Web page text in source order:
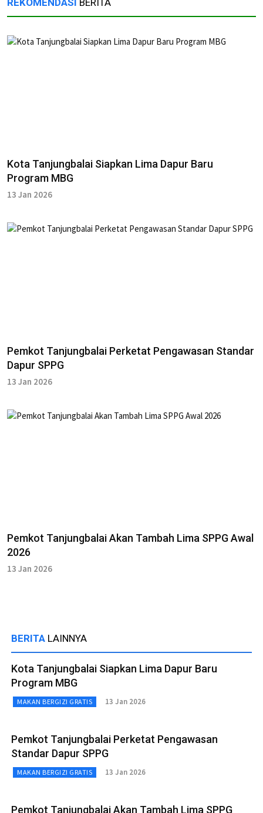
Kota Tanjungbalai Siapkan Lima Dapur Baru
Program MBG
13 Jan 2026
Pemkot Tanjungbalai Perketat Pengawasan Standar
Dapur SPPG
13 Jan 2026
Pemkot Tanjungbalai Akan Tambah Lima SPPG Awal
2026
13 Jan 2026
BERITA LAINNYA
Kota Tanjungbalai Siapkan Lima Dapur Baru
Program MBG
MAKAN BERGIZI GRATIS 13 Jan 2026
Pemkot Tanjungbalai Perketat Pengawasan
Standar Dapur SPPG
MAKAN BERGIZI GRATIS 13 Jan 2026
Pemkot Tanjungbalai Akan Tambah Lima SPPG